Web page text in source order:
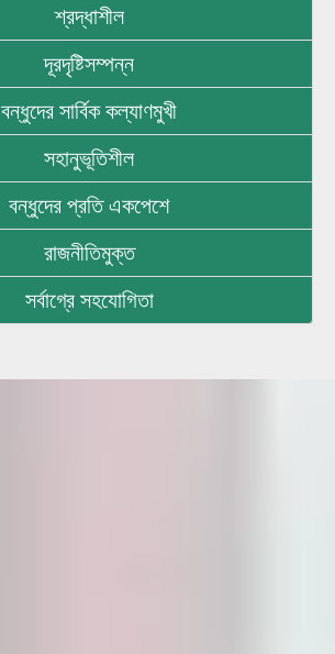
শ্রদ্ধাশীল
দূরদৃষ্টিসম্পন্ন
বন্ধুদের সার্বিক কল্যাণমুখী
সহানুভূতিশীল
বন্ধুদের প্রতি একপেশে
রাজনীতিমুক্ত
সর্বাগ্রে সহযোগিতা